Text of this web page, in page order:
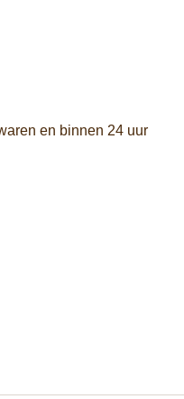
en binnen 24 uur